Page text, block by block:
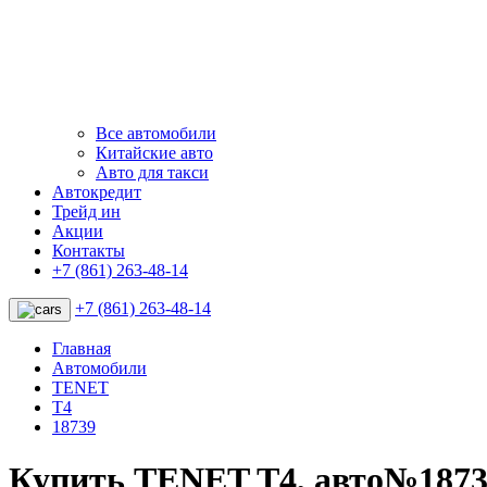
Все автомобили
Китайские авто
Авто для такси
Автокредит
Трейд ин
Акции
Контакты
+7 (861) 263-48-14
+7 (861) 263-48-14
Главная
Автомобили
TENET
T4
18739